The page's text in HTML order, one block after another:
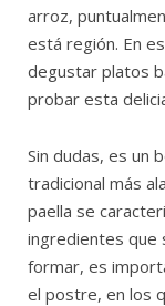
arroz,
está región. En
degustar platos
probar esta
Sin dudas, es un
tradicional más
paella se
ingredientes que
formar, es
el postre, en los